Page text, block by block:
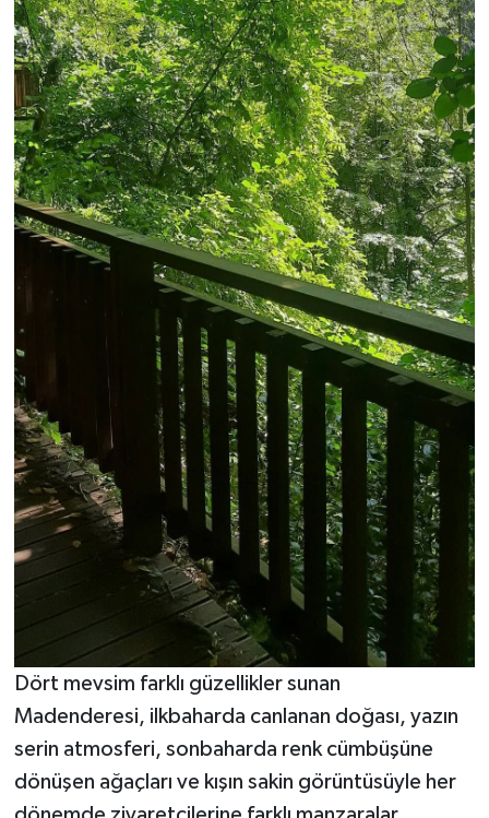
Dört mevsim farklı güzellikler sunan
Madenderesi, ilkbaharda canlanan doğası, yazın
serin atmosferi, sonbaharda renk cümbüşüne
dönüşen ağaçları ve kışın sakin görüntüsüyle her